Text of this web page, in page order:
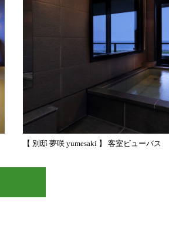
【 別邸 夢咲 yumesaki 】 客室ビューバス